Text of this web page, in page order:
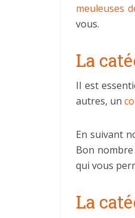
meuleuses
vous.
La
Il est
autres, un
En suivant
Bon
qui vous
La